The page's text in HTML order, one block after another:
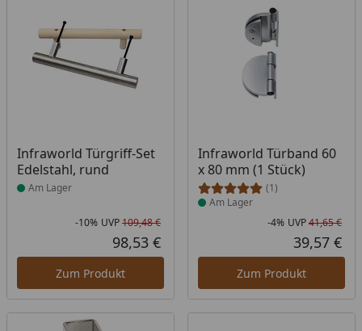
Infraworld Türgriff-Set
Edelstahl, rund
Produkt am Lager
Am Lager
Rabatt in Prozent
-10%
Ursprünglicher Preis
UVP109,48 €
Aktueller Preis
98,53 €
Zum Produkt
Infraworld Türband 60
x 80 mm (1 Stück)
(1)
Produkt am Lager
Am Lager
-4% UVP41,65 €
39,57 €
Zum Produkt